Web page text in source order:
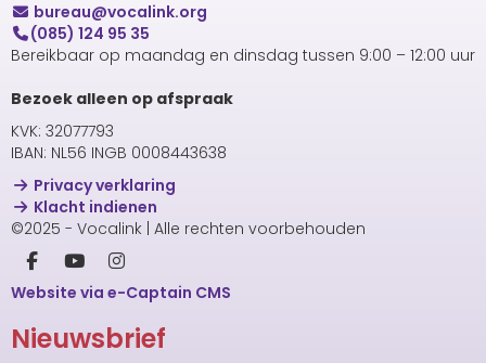
uaerub@vocalink.org
(085) 124 95 35
Bereikbaar op maandag en dinsdag tussen 9:00 – 12:00 uur
Bezoek alleen op afspraak
KVK: 32077793
IBAN: NL56 INGB 0008443638
Privacy verklaring
Klacht indienen
©2025 - Vocalink | Alle rechten voorbehouden
Website via e-Captain CMS
Nieuwsbrief